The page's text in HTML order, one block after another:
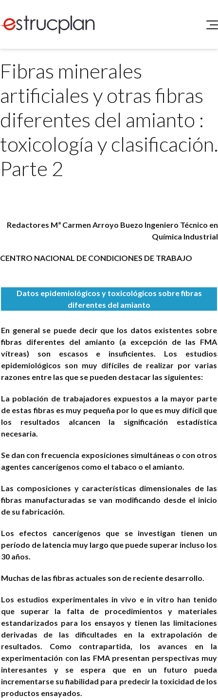
SERVICIOS
Medio Ambiente
Legislación
INGRESAR
Portal de Clientes
Matriz Premium
Matriz Profesional
Fibras minerales
artificiales y otras fibras
diferentes del amianto :
toxicología y clasificación.
Parte 2
Redactores Mª Carmen Arroyo Buezo Ingeniero Técnico en
Química Industrial
CENTRO NACIONAL DE CONDICIONES DE TRABAJO
Datos epidemiológicos y toxicológicos sobre fibras
diferentes del amianto
En general se puede decir que los datos existentes sobre
fibras diferentes del amianto (a excepción de las FMA
vítreas) son escasos e insuficientes. Los estudios
epidemiológicos son muy difíciles de realizar por varias
razones entre las que se pueden destacar las siguientes:
La población de trabajadores expuestos a la mayor parte
de estas fibras es muy pequeña por lo que es muy difícil que
los resultados alcancen la significación estadística
necesaria.
Se dan con frecuencia exposiciones simultáneas o con otros
agentes cancerígenos como el tabaco o el amianto.
Las composiciones y características dimensionales de las
fibras manufacturadas se van modificando desde el inicio
de su fabricación.
Los efectos cancerígenos que se investigan tienen un
período de latencia muy largo que puede superar incluso los
30 años.
Muchas de las fibras actuales son de reciente desarrollo.
Los estudios experimentales in vivo e in vitro han tenido
que superar la falta de procedimientos y materiales
estandarizados para los ensayos y tienen las limitaciones
derivadas de las dificultades en la extrapolación de
resultados. Como contrapartida, los avances en la
experimentación con las FMA presentan perspectivas muy
interesantes y se espera que en un futuro pueda
incrementarse su fiabilidad para predecir la toxicidad de los
productos ensayados.